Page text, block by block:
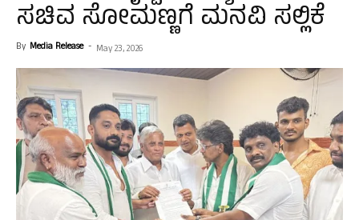
ಸಚಿವ ಸೋಮಣ್ಣಗೆ ಮನವಿ ಸಲ್ಲಿಕೆ
By Media Release - May 23, 2026